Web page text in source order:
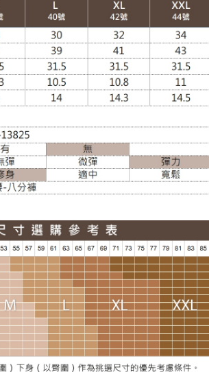
含以上)免運費
含以上)免運費
含以上)免運費